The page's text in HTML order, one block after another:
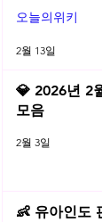
오늘의위키
2월 13일
💎 2026년 2
모음
2월 3일
👶 유아인도